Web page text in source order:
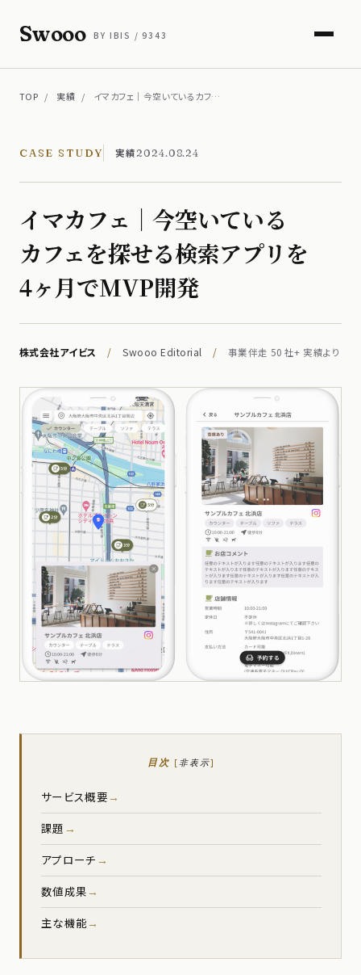
Swooo BY IBIS / 9343
TOP / 実績 / イマカフェ｜今空いているカフ…
CASE STUDY 実績 2024.08.24
イマカフェ｜今​空いている​
カフェを​探せる​検索アプリを​
4ヶ月で​MVP開発
株式会社アイビス / Swooo Editorial / 事業伴走 50 社+ 実績より
目次 [非表示]
サービス概要
課題
アプローチ
数値成果
主な機能